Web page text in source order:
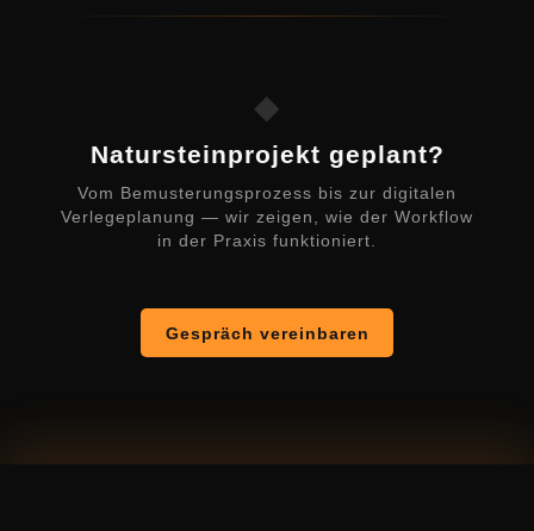
◆
Natursteinprojekt geplant?
Vom Bemusterungsprozess bis zur digitalen
Verlegeplanung — wir zeigen, wie der Workflow
in der Praxis funktioniert.
Gespräch vereinbaren